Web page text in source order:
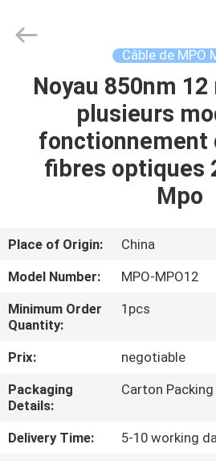
MAISON
PRODUITS
DE
NOUS
VISITE
D'USINE
CONTRÔLE
DE
WanyYi Telecom Tech Co.,Limited.
Câble de MPO
Noyau 850nm
plusieurs
fonctionnement
fibres optiques
Mpo
Place of Origin:
China
Model Number:
MPO-MPO12
Minimum Order
Quantity:
1pcs
Prix:
negotiable
Packaging
Details:
Carton Packing
Delivery Time:
5-10 working